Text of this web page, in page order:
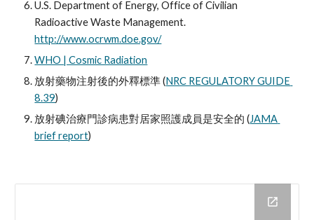
U.S. Department of Energy, Office of Civilian
http://www.ocrwm.doe.gov/
WHO | Cosmic Radiation
放射藥物注射後的外釋標準 (NRC REGULATORY GUIDE
8.39)
放射碘治療門診病患對居家照護成員是安全的 (JAMA
brief report)